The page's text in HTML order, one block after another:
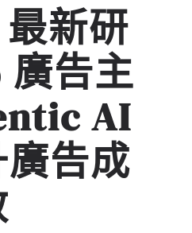
新研
廣告主
AI
告成